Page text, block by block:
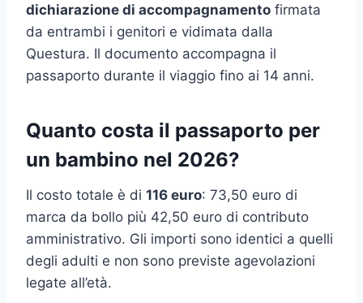
dichiarazione di accompagnamento firmata
da entrambi i genitori e vidimata dalla
Questura. Il documento accompagna il
passaporto durante il viaggio fino ai 14 anni.
Quanto costa il passaporto per
un bambino nel 2026?
Il costo totale è di 116 euro: 73,50 euro di
marca da bollo più 42,50 euro di contributo
amministrativo. Gli importi sono identici a quelli
degli adulti e non sono previste agevolazioni
legate all’età.